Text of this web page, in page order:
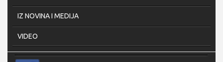
IZ NOVINA I MEDIJA
VIDEO